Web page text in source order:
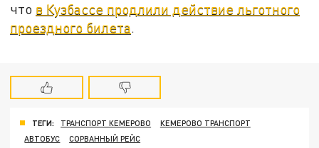
что в Кузбассе продлили действие льготного
проездного билета.
ТЕГИ: ТРАНСПОРТ КЕМЕРОВО
КЕМЕРОВО ТРАНСПОРТ
АВТОБУС
СОРВАННЫЙ РЕЙС